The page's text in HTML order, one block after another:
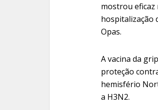
mostrou eficaz
hospitalização
Opas.
A vacina da
proteção
hemisfério
a H3N2.